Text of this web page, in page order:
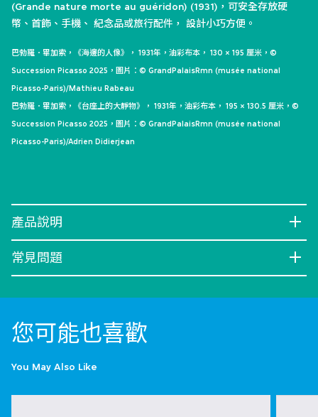
(Grande nature morte au guéridon) (1931)，可安全存放硬
幣、首飾、手機、 紀念品或旅行配件， 設計小巧方便。
巴勃羅．畢加索，《海邊的人像》， 1931年，油彩布本， 130 × 195 厘米，©
Succession Picasso 2025，圖片：© GrandPalaisRmn (musée national
Picasso-Paris)/Mathieu Rabeau
巴勃羅．畢加索，《台座上的大靜物》， 1931年，油彩布本， 195 × 130.5 厘米，©
Succession Picasso 2025，圖片：© GrandPalaisRmn (musée national
Picasso-Paris)/Adrien Didierjean
產品說明
常見問題
您可能也喜歡
You May Also Like